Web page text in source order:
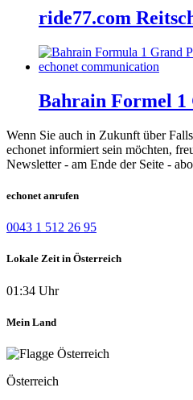
ride77.com
Bahrain Formel
Wenn Sie auch in Zukunft über
echonet informiert sein möchten,
Newsletter - am Ende der Seite -
echonet anrufen
0043 1 512 26 95
Lokale Zeit in Österreich
01:34 Uhr
Mein Land
Österreich